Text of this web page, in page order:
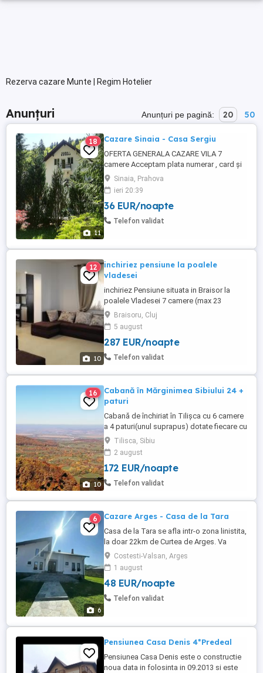
Rezerva cazare Munte | Regim Hotelier
Anunțuri Anunțuri pe pagină: 20 50
11
18 Cazare Sinaia - Casa Sergiu
OFERTA GENERALA CAZARE VILA 7
camere Acceptam plata numerar , card și
card de vacanță. Vila cu parter si doua
etaje, este compusa din: - 6 camere cu pat
dublu matrimonia și 1 camera cu 2 paturi
matrimoniale, pentru 4 persoane. televizor
in fiecare camera, Wi-FI, după cum
Sinaia, Prahova
ieri 20:39
36 EUR/noapte
Telefon validat
10
12
inchiriez pensiune la poalele
vladesei
inchiriez Pensiune situata in Braisor la
poalele Vladesei 7 camere (max 23
pers)cu baie proprie si
.televizor,sufragerie,loc de servire a
mesei,bucatarie superdotata.masa de
ping pong,teren mini fotbal.alte jocuri
distractive,6000 mp de gradina.Loc de
proiector ...
Braisoru, Cluj
5 august
287 EUR/noapte
Telefon validat
10
16
Cabană în Mărginimea Sibiului 24 +
paturi
Cabană de închiriat în Tilișca cu 6 camere
a 4 paturi(unul suprapus) dotate fiecare cu
baie, prici pt ca. 8 persoane, cameră de zi
de ca 60 m pătrați cu bucătărie deschisă,
baie de servici și 2 toalete exterioare.
Cabana este dotată cu toate cele
necesare : plită, cuptor, mașină de spălat
Tilisca, Sibiu
2 august
172 EUR/noapte
Telefon validat
6
6 Cazare Arges - Casa de la Tara
Casa de la Tara se afla intr-o zona linistita,
la doar 22km de Curtea de Arges. Va
punem la dispozitie un living generos de
50mp2, o bucatarie complet utilata si 7
camere dintre care 5 duble matrimoniale si
2 camere triple. Camerele dispun de baie
proprie, tv, wifi. Optional se poate inchiria
Costesti-Valsan, Arges
1 august
48 EUR/noapte
Telefon validat
Pensiunea Casa Denis 4*Predeal
Pensiunea Casa Denis este o constructie
noua data in folosinta in 09.2013 si este